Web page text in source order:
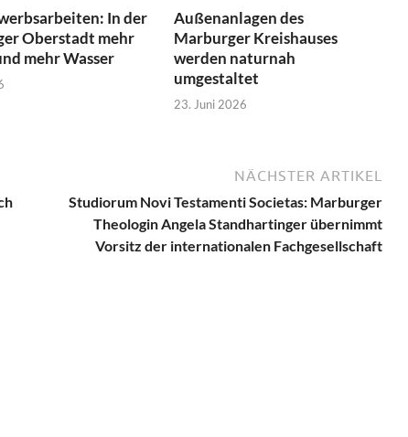
In der
Oberstadt mehr
mehr Wasser
Außenanlagen des
Marburger Kreishauses
werden naturnah
umgestaltet
23. Juni 2026
NÄCHSTER ARTIKEL
Studiorum Novi Testamenti Societas: Marburger
Theologin Angela Standhartinger übernimmt
Vorsitz der internationalen Fachgesellschaft